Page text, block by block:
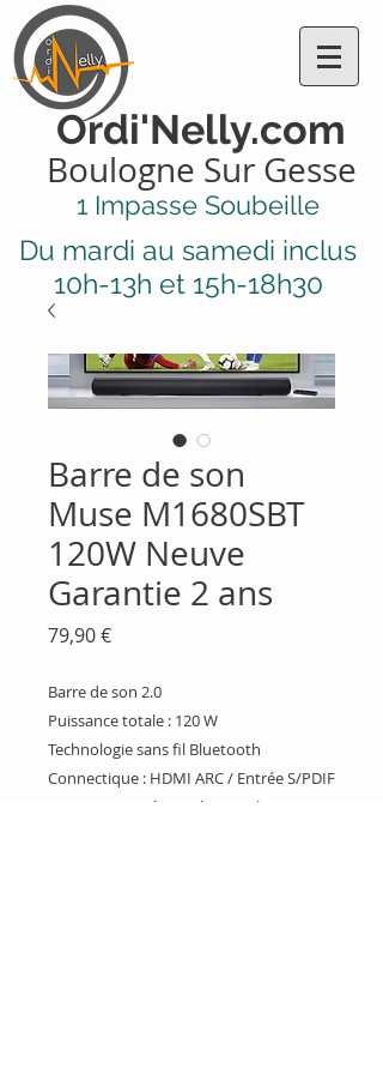
Ordi'Nelly.com
Boulogne Sur Gesse
1 Impasse Soubeille
Du mardi au samedi inclus
10h-13h et 15h-18h30
Barre de son
Muse M1680SBT
120W Neuve
Garantie 2 ans
79,90 €Prix
Barre de son 2.0
Puissance totale : 120 W
Technologie sans fil Bluetooth
Connectique : HDMI ARC / Entrée S/PDIF
Optique / Entrée auxiliaire jack 3.5 mm